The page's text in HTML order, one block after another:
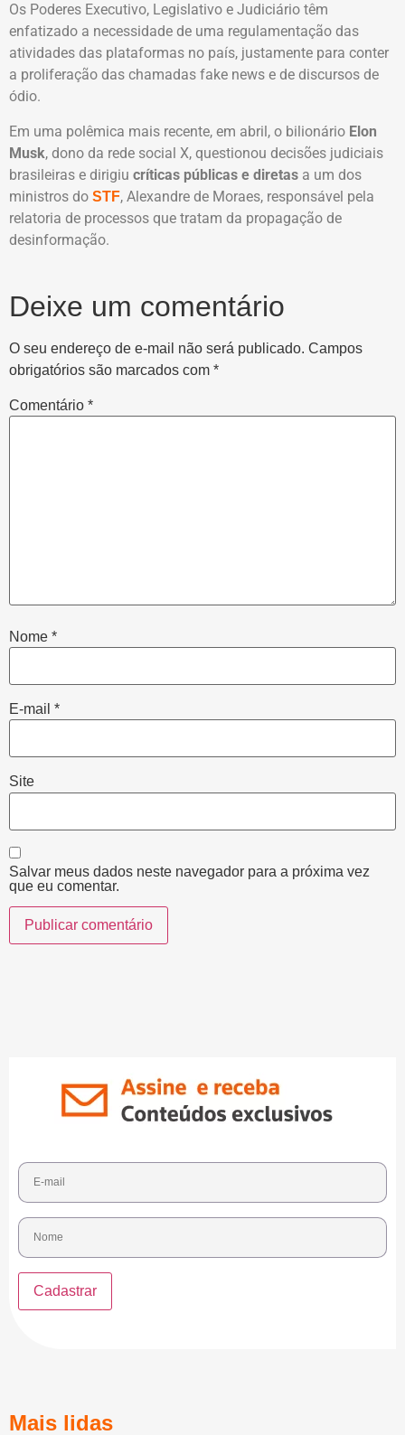
Os Poderes Executivo, Legislativo e Judiciário têm
enfatizado a necessidade de uma regulamentação das
atividades das plataformas no país, justamente para conter
a proliferação das chamadas fake news e de discursos de
ódio.
Em uma polêmica mais recente, em abril, o bilionário Elon
Musk, dono da rede social X, questionou decisões judiciais
brasileiras e dirigiu críticas públicas e diretas a um dos
ministros do STF, Alexandre de Moraes, responsável pela
relatoria de processos que tratam da propagação de
desinformação.
Deixe um comentário
O seu endereço de e-mail não será publicado. Campos
obrigatórios são marcados com *
Comentário *
Nome *
E-mail *
Site
Salvar meus dados neste navegador para a próxima vez
que eu comentar.
Mais lidas